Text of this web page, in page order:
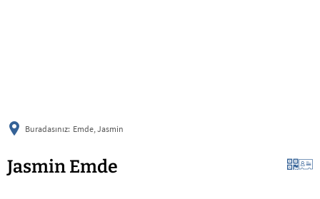
Buradasınız: Emde, Jasmin
Jasmin Emde